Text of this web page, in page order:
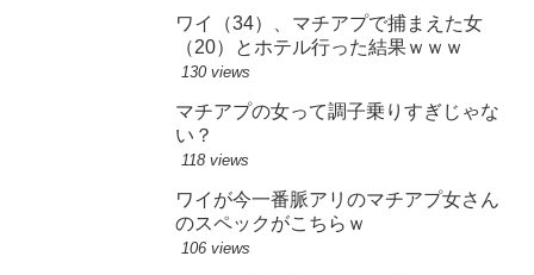
ワイ（34）、マチアプで捕まえた女
（20）とホテル行った結果ｗｗｗ
130 views
マチアプの女って調子乗りすぎじゃな
い？
118 views
ワイが今一番脈アリのマチアプ女さん
のスペックがこちらｗ
106 views